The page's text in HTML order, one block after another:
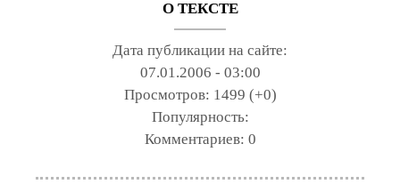
О ТЕКСТЕ
Дата публикации на сайте:
07.01.2006 - 03:00
Просмотров: 1499 (+0)
Популярность:
Комментариев: 0